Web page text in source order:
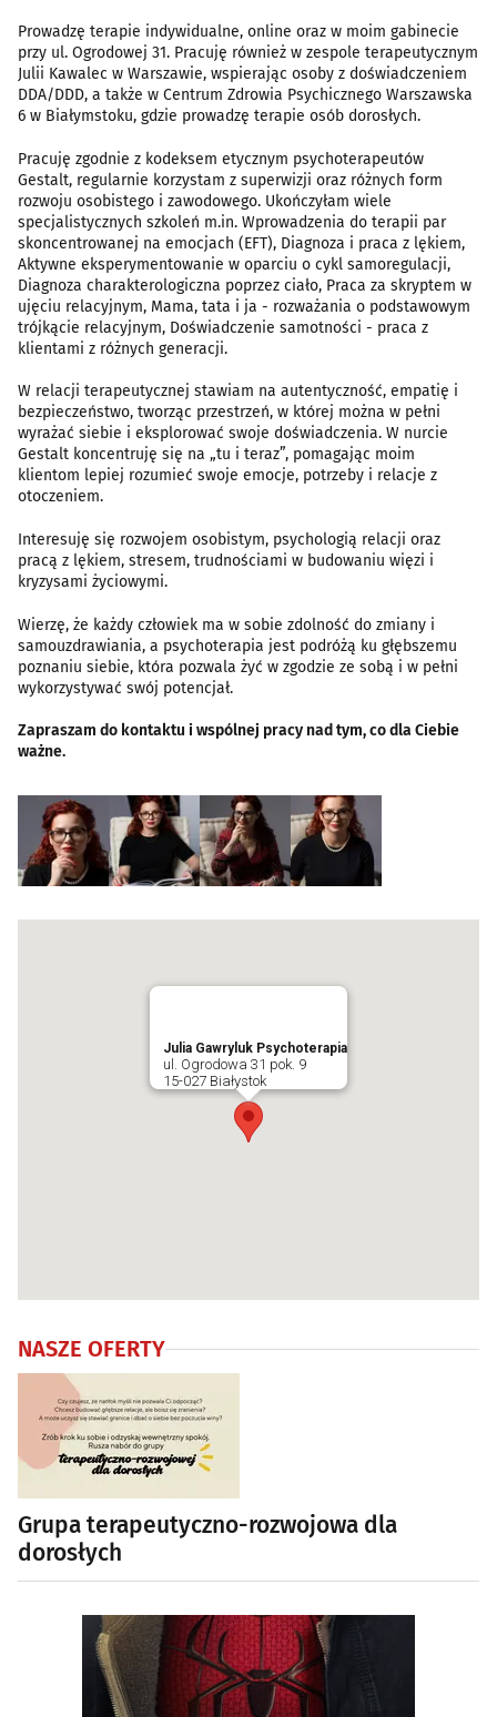
Prowadzę terapie indywidualne, online oraz w moim gabinecie
przy ul. Ogrodowej 31. Pracuję również w zespole terapeutycznym
Julii Kawalec w Warszawie, wspierając osoby z doświadczeniem
DDA/DDD, a także w Centrum Zdrowia Psychicznego Warszawska
6 w Białymstoku, gdzie prowadzę terapie osób dorosłych.
Pracuję zgodnie z kodeksem etycznym psychoterapeutów
Gestalt, regularnie korzystam z superwizji oraz różnych form
rozwoju osobistego i zawodowego. Ukończyłam wiele
specjalistycznych szkoleń m.in. Wprowadzenia do terapii par
skoncentrowanej na emocjach (EFT), Diagnoza i praca z lękiem,
Aktywne eksperymentowanie w oparciu o cykl samoregulacji,
Diagnoza charakterologiczna poprzez ciało, Praca za skryptem w
ujęciu relacyjnym, Mama, tata i ja - rozważania o podstawowym
trójkącie relacyjnym, Doświadczenie samotności - praca z
klientami z różnych generacji.
W relacji terapeutycznej stawiam na autentyczność, empatię i
bezpieczeństwo, tworząc przestrzeń, w której można w pełni
wyrażać siebie i eksplorować swoje doświadczenia. W nurcie
Gestalt koncentruję się na „tu i teraz”, pomagając moim
klientom lepiej rozumieć swoje emocje, potrzeby i relacje z
otoczeniem.
Interesuję się rozwojem osobistym, psychologią relacji oraz
pracą z lękiem, stresem, trudnościami w budowaniu więzi i
kryzysami życiowymi.
Wierzę, że każdy człowiek ma w sobie zdolność do zmiany i
samouzdrawiania, a psychoterapia jest podróżą ku głębszemu
poznaniu siebie, która pozwala żyć w zgodzie ze sobą i w pełni
wykorzystywać swój potencjał.
Zapraszam do kontaktu i wspólnej pracy nad tym, co dla Ciebie
ważne.
Julia Gawryluk Psychoterapia
ul. Ogrodowa 31 pok. 9
15-027 Białystok
NASZE OFERTY
Grupa terapeutyczno-rozwojowa dla
dorosłych